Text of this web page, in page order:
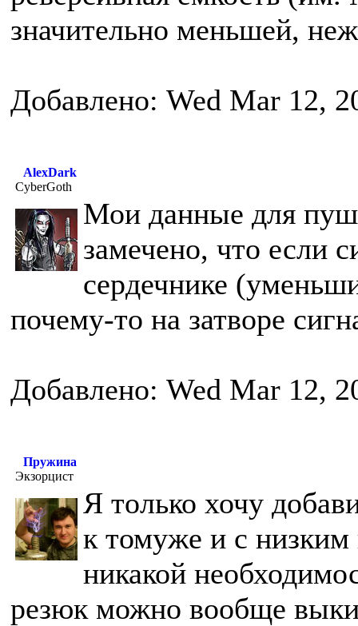
значительно меньшей,
Добавлено: Wed Mar 12,
AlexDark
CyberGoth
Мои данные для
замечено, что если
сердечнике
почему-то на затворе
Добавлено: Wed Mar 12,
Пружина
Экзорцист
Я только хочу
к томуже и с
никакой
резюк можно вообще